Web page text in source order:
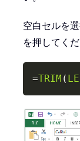
空白セルを
を押してくだ
=TRIM (